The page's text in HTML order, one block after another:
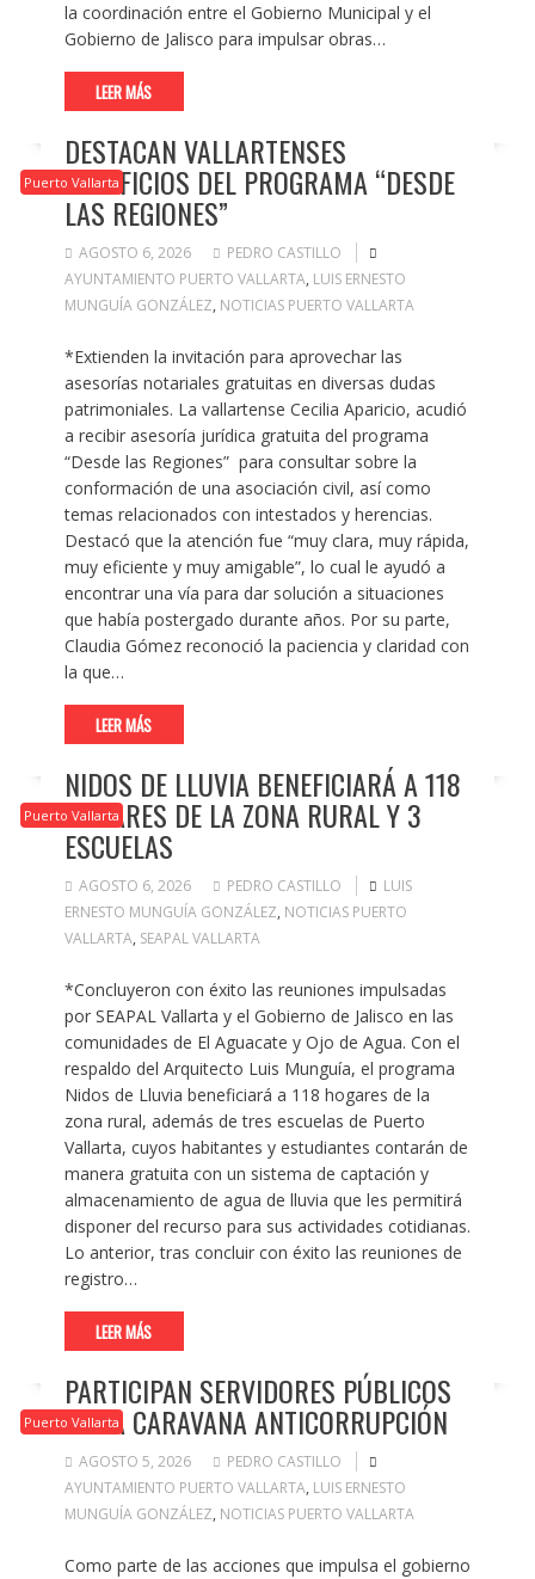
la coordinación entre el Gobierno Municipal y el
Gobierno de Jalisco para impulsar obras…
LEER MÁS
Puerto Vallarta
DESTACAN VALLARTENSES
BENEFICIOS DEL PROGRAMA “DESDE
LAS REGIONES”
AGOSTO 6, 2026
PEDRO CASTILLO
AYUNTAMIENTO PUERTO VALLARTA, LUIS ERNESTO
MUNGUÍA GONZÁLEZ, NOTICIAS PUERTO VALLARTA
*Extienden la invitación para aprovechar las
asesorías notariales gratuitas en diversas dudas
patrimoniales. La vallartense Cecilia Aparicio, acudió
a recibir asesoría jurídica gratuita del programa
“Desde las Regiones” para consultar sobre la
conformación de una asociación civil, así como
temas relacionados con intestados y herencias.
Destacó que la atención fue “muy clara, muy rápida,
muy eficiente y muy amigable”, lo cual le ayudó a
encontrar una vía para dar solución a situaciones
que había postergado durante años. Por su parte,
Claudia Gómez reconoció la paciencia y claridad con
la que…
LEER MÁS
Puerto Vallarta
NIDOS DE LLUVIA BENEFICIARÁ A 118
HOGARES DE LA ZONA RURAL Y 3
ESCUELAS
AGOSTO 6, 2026 PEDRO CASTILLO
LUIS
ERNESTO MUNGUÍA GONZÁLEZ, NOTICIAS PUERTO
VALLARTA, SEAPAL VALLARTA
*Concluyeron con éxito las reuniones impulsadas
por SEAPAL Vallarta y el Gobierno de Jalisco en las
comunidades de El Aguacate y Ojo de Agua. Con el
respaldo del Arquitecto Luis Munguía, el programa
Nidos de Lluvia beneficiará a 118 hogares de la
zona rural, además de tres escuelas de Puerto
Vallarta, cuyos habitantes y estudiantes contarán de
manera gratuita con un sistema de captación y
almacenamiento de agua de lluvia que les permitirá
disponer del recurso para sus actividades cotidianas.
Lo anterior, tras concluir con éxito las reuniones de
registro…
LEER MÁS
Puerto Vallarta
PARTICIPAN SERVIDORES PÚBLICOS
EN LA CARAVANA ANTICORRUPCIÓN
AGOSTO 5, 2026
PEDRO CASTILLO
AYUNTAMIENTO PUERTO VALLARTA, LUIS ERNESTO
MUNGUÍA GONZÁLEZ, NOTICIAS PUERTO VALLARTA
Como parte de las acciones que impulsa el gobierno